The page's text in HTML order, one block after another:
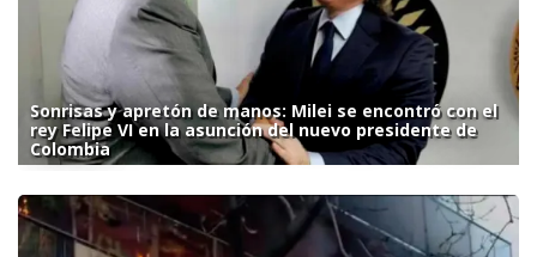
Sonrisas y apretón de manos: Milei se encontró con el
rey Felipe VI en la asunción del nuevo presidente de
Colombia